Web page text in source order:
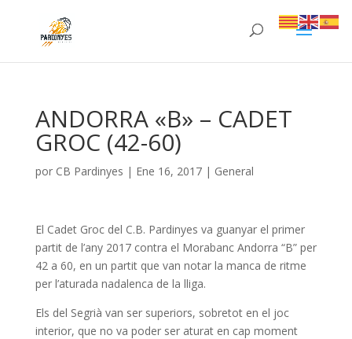
ANDORRA «B» – CADET
GROC (42-60)
por CB Pardinyes | Ene 16, 2017| General
El Cadet Groc del C.B. Pardinyes va guanyar el primer
partit de l’any 2017 contra el Morabanc Andorra “B” per
42 a 60, en un partit que van notar la manca de ritme
per l’aturada nadalenca de la lliga.
Els del Segrià van ser superiors, sobretot en el joc
interior, que no va poder ser aturat en cap moment